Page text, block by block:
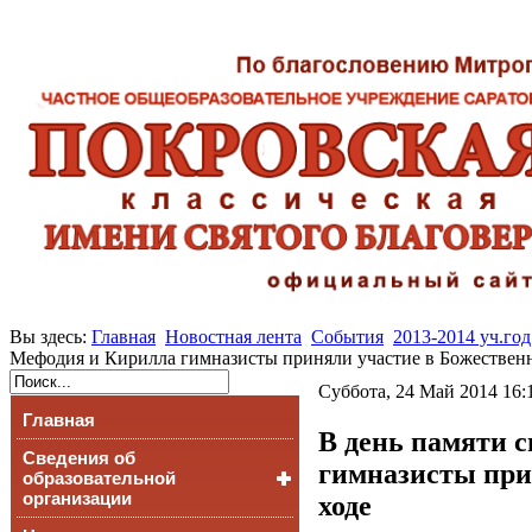
Вы здесь: Главная Новостная лента События 2013-2014 уч.год
Мефодия и Кирилла гимназисты приняли участие в
Главная
Сведения об
образовательной
организации
Суббота, 24 Май 2014
В день памяти
гимназисты
ходе